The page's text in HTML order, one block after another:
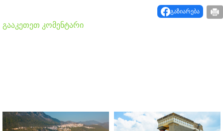
გაზიარება
გააკეთეთ კომენტარი